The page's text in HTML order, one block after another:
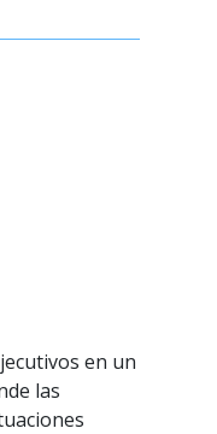
en un
las